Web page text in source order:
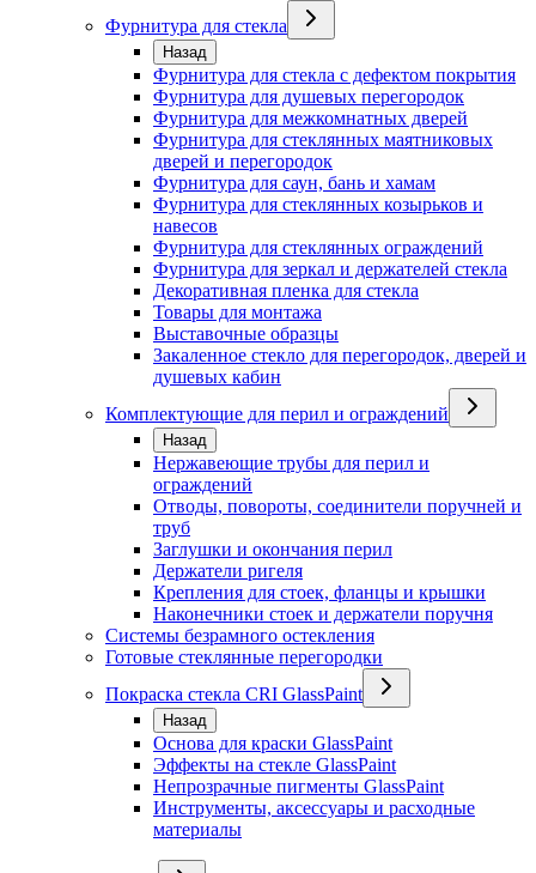
Фурнитура для стекла
Назад
Фурнитура для стекла с дефектом покрытия
Фурнитура для душевых перегородок
Фурнитура для межкомнатных дверей
Фурнитура для стеклянных маятниковых
дверей и перегородок
Фурнитура для саун, бань и хамам
Фурнитура для стеклянных козырьков и
навесов
Фурнитура для стеклянных ограждений
Фурнитура для зеркал и держателей стекла
Декоративная пленка для стекла
Товары для монтажа
Выставочные образцы
Закаленное стекло для перегородок, дверей и
душевых кабин
Комплектующие для перил и ограждений
Назад
Нержавеющие трубы для перил и
ограждений
Отводы, повороты, соединители поручней и
труб
Заглушки и окончания перил
Держатели ригеля
Крепления для стоек, фланцы и крышки
Наконечники стоек и держатели поручня
Системы безрамного остекления
Готовые стеклянные перегородки
Покраска стекла CRI GlassPaint
Назад
Основа для краски GlassPaint
Эффекты на стекле GlassPaint
Непрозрачные пигменты GlassPaint
Инструменты, аксессуары и расходные
материалы